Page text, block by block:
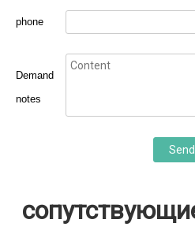
phone
Demand
notes
Send